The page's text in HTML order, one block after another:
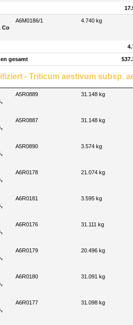
Co
A6M0186/1 4.740 kg
gesamt
- Triticum aestivum subsp.
A5R0889 31.148 kg
A5R0887 31.148 kg
A5R0890 3.574 kg
A6R0178 21.074 kg
A6R0181 3.595 kg
A6R0176 31.111 kg
A6R0179 20.496 kg
A6R0180 31.091 kg
A6R0177 31.098 kg